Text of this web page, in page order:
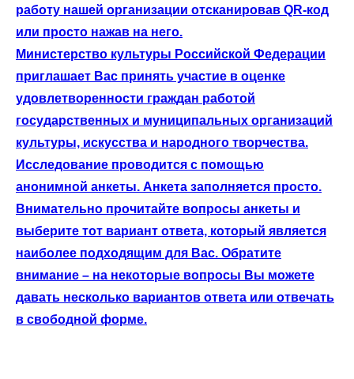
работу нашей организации отсканировав QR-код
или просто нажав на него.
Министерство культуры Российской Федерации
приглашает Вас принять участие в оценке
удовлетворенности граждан работой
государственных и муниципальных организаций
культуры, искусства и народного творчества.
Исследование проводится с помощью
анонимной анкеты. Анкета заполняется просто.
Внимательно прочитайте вопросы анкеты и
выберите тот вариант ответа, который является
наиболее подходящим для Вас. Обратите
внимание – на некоторые вопросы Вы можете
давать несколько вариантов ответа или отвечать
в свободной форме.